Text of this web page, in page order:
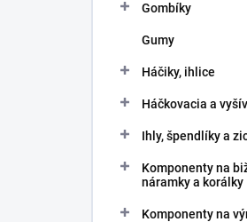
Gombíky
Gumy
Háčiky, ihlice
Háčkovacia a
Ihly, špendlíky a
Komponenty na
náramky a korálky
Komponenty na